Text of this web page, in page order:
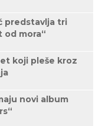
predstavlja tri
od mora“
koji pleše kroz
novi album